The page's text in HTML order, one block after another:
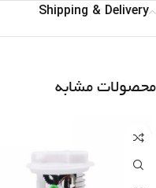
Shipping & Delivery
محصولات مشابه